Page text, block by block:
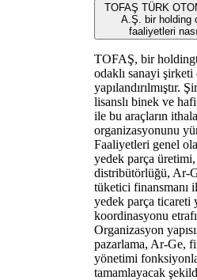
TOFAŞ TÜRK
A.Ş. bir holding
faaliyetleri
TOFAŞ, bir
odaklı sanayi şirketi
yapılandırılmıştır.
lisanslı binek ve
ile bu araçların
organizasyonunu
Faaliyetleri genel
yedek parça
distribütörlüğü, Ar-
tüketici finansmanı
yedek parça ticareti
koordinasyonu
Organizasyon
pazarlama, Ar-Ge,
yönetimi
tamamlayacak